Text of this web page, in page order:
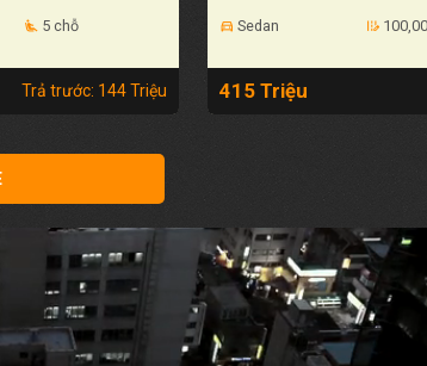
airline_seat_recline_extra 5 chỗ
Trả trước: 144 Triệu
directions_car Sedan edit_road
415 Triệu